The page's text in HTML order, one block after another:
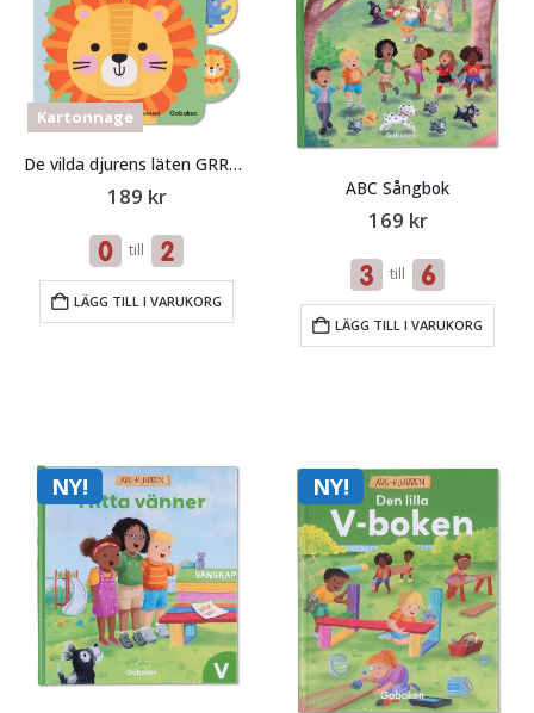
Kartonnage
De vilda djurens läten GRRR VRÅÅÅL
189 kr
till
LÄGG TILL I VARUKORG
ABC Sångbok
169 kr
till
LÄGG TILL I VARUKORG
NY! NY!